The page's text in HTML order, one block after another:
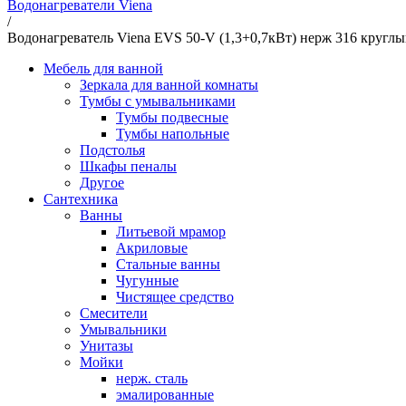
Водонагреватели Viena
/
Водонагреватель Viena EVS 50-V (1,3+0,7кВт) нерж 316
Мебель для ванной
Зеркала для ванной комнаты
Тумбы с умывальниками
Тумбы подвесные
Тумбы напольные
Подстолья
Шкафы пеналы
Другое
Сантехника
Ванны
Литьевой мрамор
Акриловые
Стальные ванны
Чугунные
Чистящее средство
Смесители
Умывальники
Унитазы
Мойки
нерж. сталь
эмалированные